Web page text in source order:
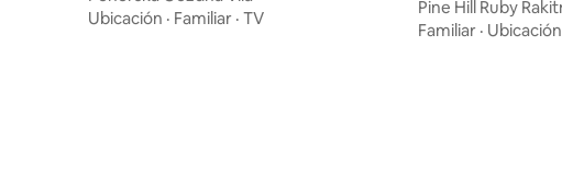
Ubicación · Familiar · TV
Pine Hill Ruby
Familiar · Ubicación